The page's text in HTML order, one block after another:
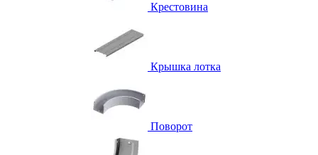
Крестовина
Крышка лотка
Поворот